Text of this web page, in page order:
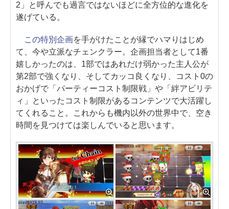
2」と呼んでも過言ではないほどに全方位的な進化を
遂げている。
この特別企画を手がけたことが縁でハマりはじめ
て、今や立派なチェンクラー。企画担当者として1番
嬉しかったのは、1部ではあれだけ弱かった主人公が
第2部で強くなり、そしてカッコ良くなり、コスト0の
おかげで「パーティーコスト制限戦」や「絆アビリテ
ィ」といったコスト制限があるコンテンツで大活躍し
てくれること。これからも機内以外の世界中で、空き
時間を見つけては楽しんでいると思います。